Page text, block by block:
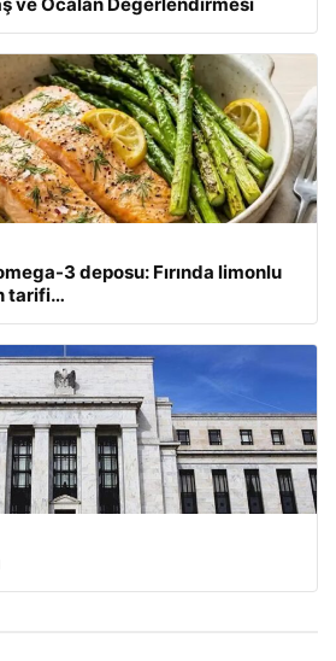
3 deposu: Fırında limonlu
tarifi…